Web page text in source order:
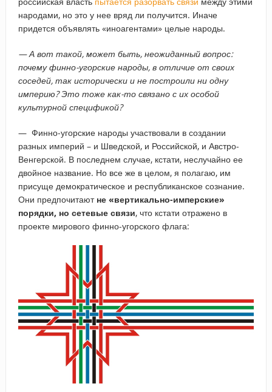
народами, но это у нее вряд ли получится. Иначе
придется объявлять «иноагентами» целые народы.
— А вот такой, может быть, неожиданный вопрос:
почему финно-угорские народы, в отличие от своих
соседей, так исторически и не построили ни одну
империю? Это тоже как-то связано с их особой
культурной спецификой?
— Финно-угорские народы участвовали в создании
разных империй – и Шведской, и Российской, и Австро-
Венгерской. В последнем случае, кстати, неслучайно ее
двойное название. Но все же в целом, я полагаю, им
присуще демократическое и республиканское сознание.
Они предпочитают не «вертикально-имперские»
порядки, но сетевые связи, что кстати отражено в
проекте мирового финно-угорского флага: